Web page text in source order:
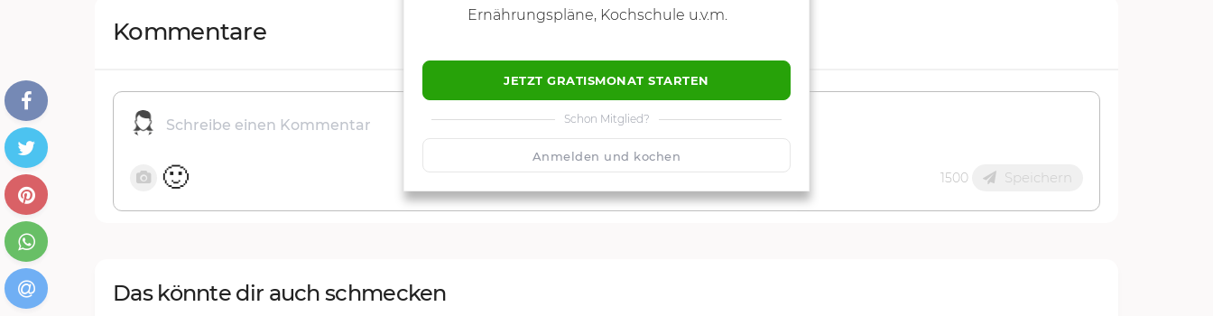
Ernährungspläne, Kochschule u.v.m.
JETZT GRATISMONAT STARTEN
Schon Mitglied?
Anmelden und kochen
Kommentare
🙂 1500 Speichern
Das könnte dir auch schmecken